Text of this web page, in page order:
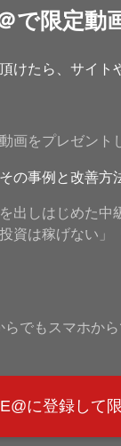
で限定動
けたら、サイ
画をプレゼント
の事例と改善方
出しはじめた
資は稼げない」
でもスマホから
に登録して